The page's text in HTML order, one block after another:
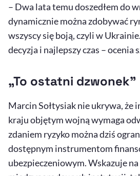
– Dwa lata temu doszedłem do
dynamicznie można zdobywać
wszyscy się boją, czyli w
decyzja i najlepszy czas – ocenia
„To ostatni dzwonek”
Marcin Sołtysiak nie ukrywa, że
kraju objętym wojną wymaga
zdaniem ryzyko można dziś
dostępnym instrumentom
ubezpieczeniowym. Wskazuje